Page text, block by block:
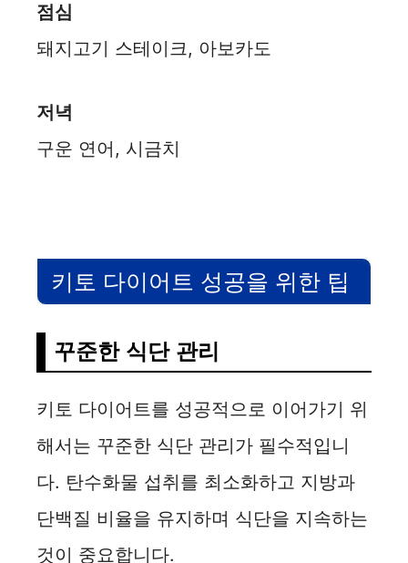
점심
돼지고기 스테이크, 아보카도
저녁
구운 연어, 시금치
키토 다이어트 성공을 위한 팁
꾸준한 식단 관리
키토 다이어트를 성공적으로 이어가기 위
해서는 꾸준한 식단 관리가 필수적입니
다. 탄수화물 섭취를 최소화하고 지방과
단백질 비율을 유지하며 식단을 지속하는
것이 중요합니다.